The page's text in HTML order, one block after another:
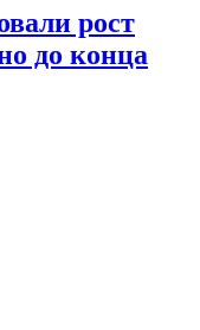
рост
до конца